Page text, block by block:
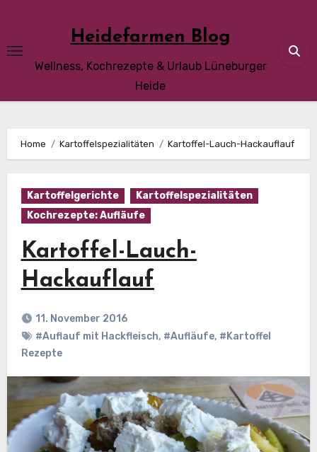
content
Heidefarmen Blog
Wellness, Kochrezepte & Urlaub Lüneburger
Heide
Home Kartoffelspezialitäten Kartoffel-Lauch-Hackauflauf
Kartoffelgerichte
Kartoffelspezialitäten
Kochrezepte: Aufläufe
Kartoffel-Lauch-
Hackauflauf
11. November 2016
#Auflauf mit Hackfleisch, #Aufläufe, #Kartoffel
Rezepte